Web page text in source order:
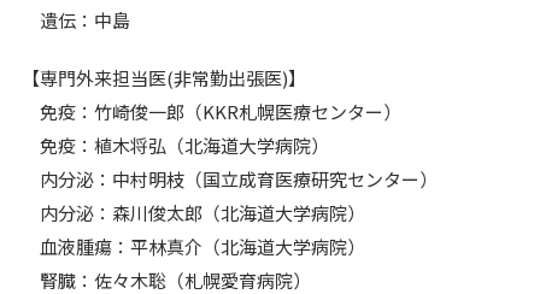
遺伝：中島
【専門外来担当医(非常勤出張医)】
免疫：竹崎俊一郎（KKR札幌医療センター）
免疫：植木将弘（北海道大学病院）
内分泌：中村明枝（国立成育医療研究センター）
内分泌：森川俊太郎（北海道大学病院）
血液腫瘍：平林真介（北海道大学病院）
腎臓：佐々木聡（札幌愛育病院）